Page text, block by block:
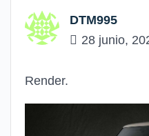
DTM995
28 junio,
Render.